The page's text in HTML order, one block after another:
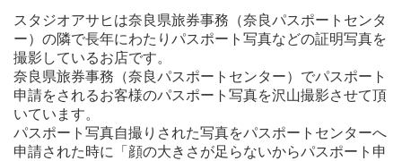
スタジオアサヒは奈良県旅券事務（奈良パスポートセンタ
ー）の隣で長年にわたりパスポート写真などの証明写真を
撮影しているお店です。
奈良県旅券事務（奈良パスポートセンター）でパスポート
申請をされるお客様のパスポート写真を沢山撮影させて頂
いています。
パスポート写真自撮りされた写真をパスポートセンターへ
申請された時に「顔の大きさが足らないからパスポート申